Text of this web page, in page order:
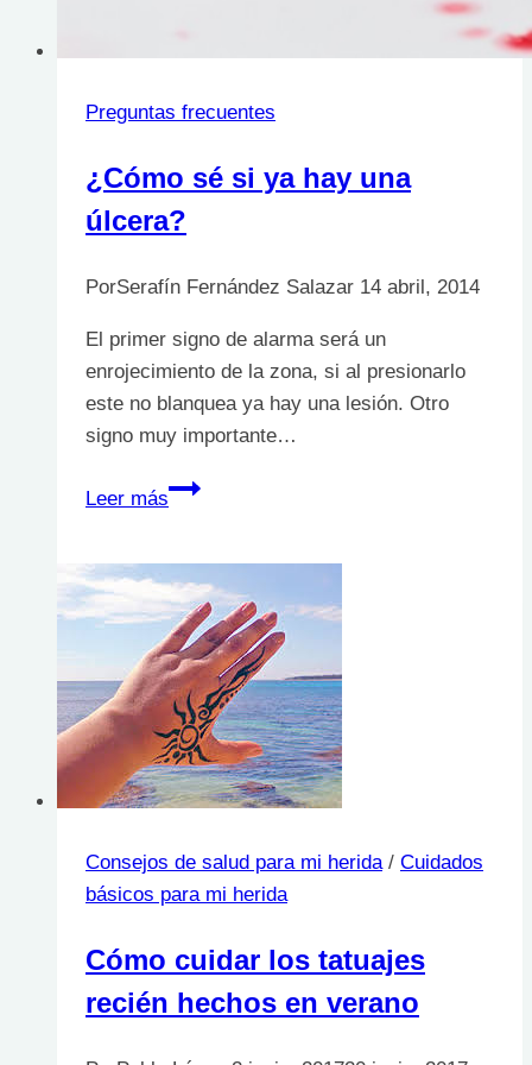
Preguntas frecuentes
¿Cómo sé si ya hay una
úlcera?
PorSerafín Fernández Salazar 14 abril, 2014
El primer signo de alarma será un
enrojecimiento de la zona, si al presionarlo
este no blanquea ya hay una lesión. Otro
signo muy importante…
Leer más
¿Cómo
ya
hay
una
úlcera?
Consejos de salud para mi herida/ Cuidados
básicos para mi herida
Cómo cuidar los tatuajes
recién hechos en verano